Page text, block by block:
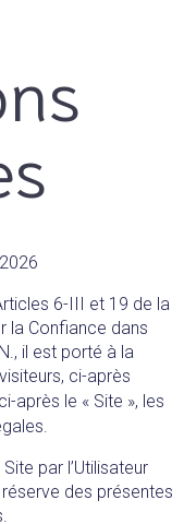
6-III et 19 de la
la Confiance dans
il est porté à la
ci-après
après le « Site », les
par l’Utilisateur
des présentes